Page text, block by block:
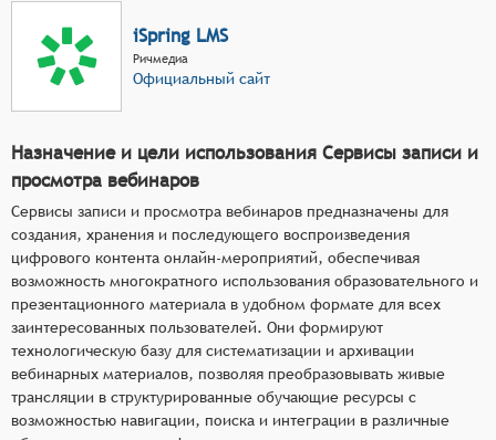
iSpring LMS
Ричмедиа
Официальный сайт
Назначение и цели использования Сервисы записи и
просмотра вебинаров
Сервисы записи и просмотра вебинаров предназначены для
создания, хранения и последующего воспроизведения
цифрового контента онлайн-мероприятий, обеспечивая
возможность многократного использования образовательного и
презентационного материала в удобном формате для всех
заинтересованных пользователей. Они формируют
технологическую базу для систематизации и архивации
вебинарных материалов, позволяя преобразовывать живые
трансляции в структурированные обучающие ресурсы с
возможностью навигации, поиска и интеграции в различные